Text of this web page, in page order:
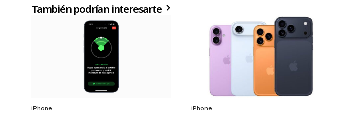
También podrían interesarte
iPhone iPhone